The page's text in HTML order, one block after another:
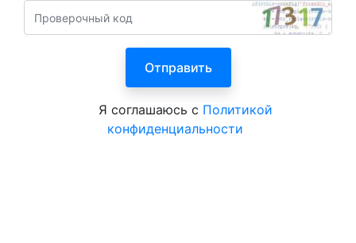
Я соглашаюсь с Политикой
конфиденциальности